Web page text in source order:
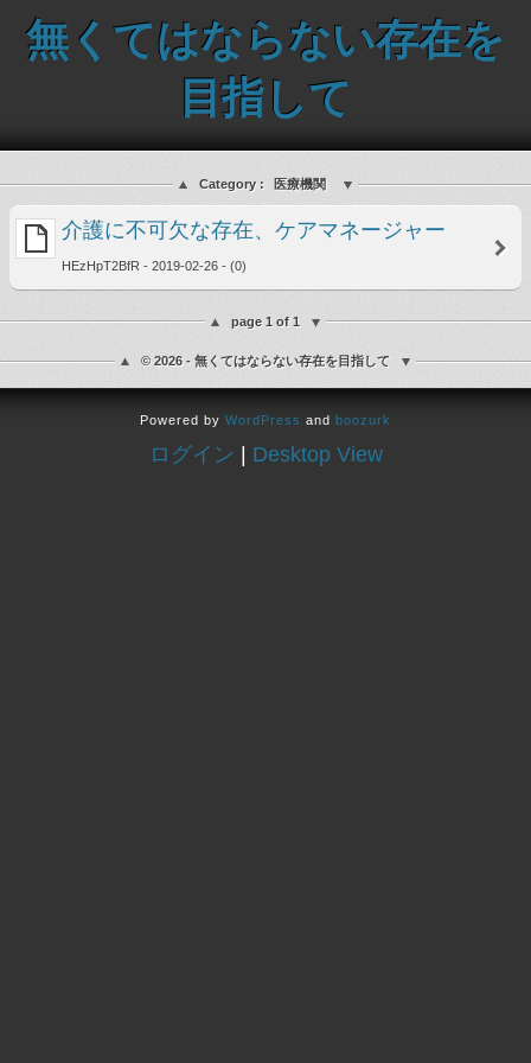
無くてはならない存在を
目指して
Category : 医療機関
介護に不可欠な存在、ケアマネージャー
HEzHpT2BfR - 2019-02-26 - (0)
page 1 of 1
© 2026 - 無くてはならない存在を目指して
Powered by WordPress and boozurk
ログイン Desktop View